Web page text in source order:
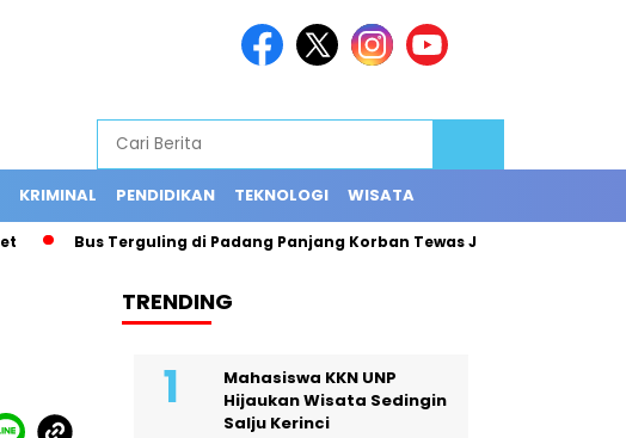
KRIMINAL PENDIDIKAN TEKNOLOGI WISATA
Bus Terguling di Padang Panjang Korban Tewas Jadi 12 Orang
TRENDING
Mahasiswa KKN UNP
Hijaukan Wisata Sedingin
Salju Kerinci